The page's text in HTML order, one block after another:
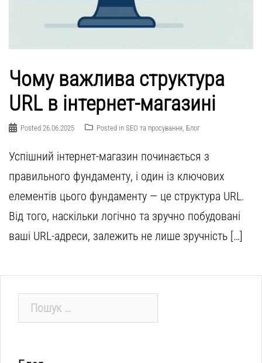
Чому важлива структура
URL в інтернет-магазині
Posted 26.06.2025 Posted in SEO та просування Блог
Успішний інтернет-магазин починається з
правильного фундаменту, і один із ключових
елементів цього фундаменту — це структура URL.
Від того, наскільки логічно та зручно побудовані
ваші URL-адреси, залежить не лише зручність […]
Пошук: